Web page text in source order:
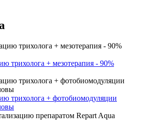
трихолога + мезотерапия - 90%
трихолога + фотобиомодуляции